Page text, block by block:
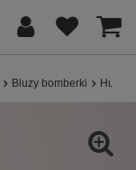
Bluzy bomberki